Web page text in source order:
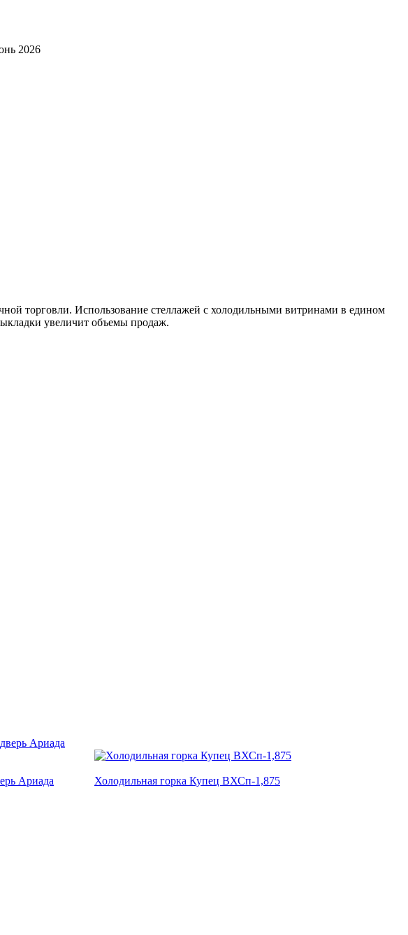
2026
торговли. Использование стеллажей с холодильными витринами в едином
увеличит объемы продаж.
Ариада
Холодильная горка Купец ВХСп-1,875